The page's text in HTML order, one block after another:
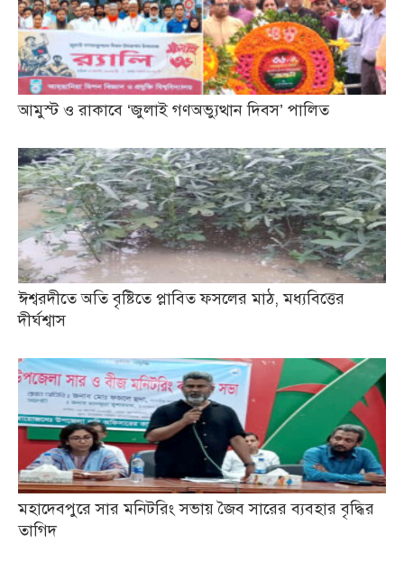
আমুস্ট ও রাকাবে ‘জুলাই গণঅভ্যুত্থান দিবস’ পালিত
ঈশ্বরদীতে অতি বৃষ্টিতে প্লাবিত ফসলের মাঠ, মধ্যবিত্তের
দীর্ঘশ্বাস
মহাদেবপুরে সার মনিটরিং সভায় জৈব সারের ব্যবহার বৃদ্ধির
তাগিদ